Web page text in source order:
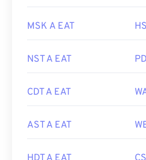
MSK A EAT
NST A EAT
CDT A EAT
AST A EAT